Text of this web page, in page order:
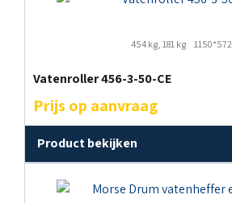
454 kg, 181 kg 1150*572
Vatenroller 456-3-50-CE
Prijs op aanvraag
Product bekijken